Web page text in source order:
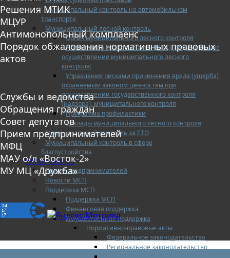
Муниципальный контроль на автомобильном
транспорте
Муниципальный лесной контроль
Орган муниципального лесного контроля
Нормативно-правовые акты (НПА), регулирующие
осуществление муниципального лесного
контроля:
Управление рисками причинения вреда (ущерба)
охраняемым законом ценностям при
осуществлении государственного контроля
(надзора), муниципального контроля
Программа профилактики
Доклады муниципального лесного контроля
Муниципальный контроль за ЕТО
Муниципальный контроль в сфере
благоустройства
МАЛЫЙ БИЗНЕС
Прием предпринимателей
Новости МСП
Поддержка МСП
Поддержка МСП
Финансовая поддержка
Имущественная поддержка
Нормативно-правовые акты
Федеральное законодательство
Региональное законодательство
Решения МТИК
МЦУР
Антимонопольный комплаенс
Порядок обжалования нормативных правовых
актов
Службы и ведомства
Обращения граждан
Совет депутатов
Прием предпринимателей
МФЦ
МАУ о/л «Восток-2»
МУ МЦ «Дружба»